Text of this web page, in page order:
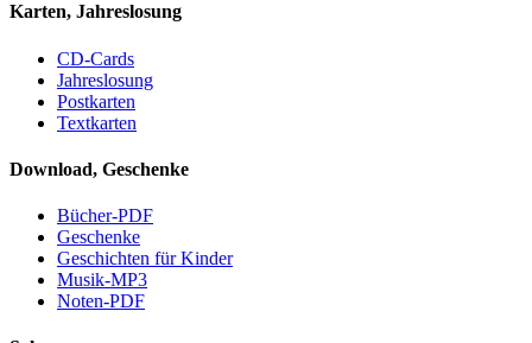
Karten, Jahreslosung
CD-Cards
Jahreslosung
Postkarten
Textkarten
Download, Geschenke
Bücher-PDF
Geschenke
Geschichten für Kinder
Musik-MP3
Noten-PDF